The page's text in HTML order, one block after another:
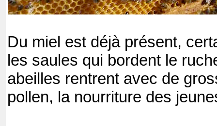
Du miel est déjà présent,
les saules qui bordent le
abeilles rentrent avec de
pollen, la nourriture des